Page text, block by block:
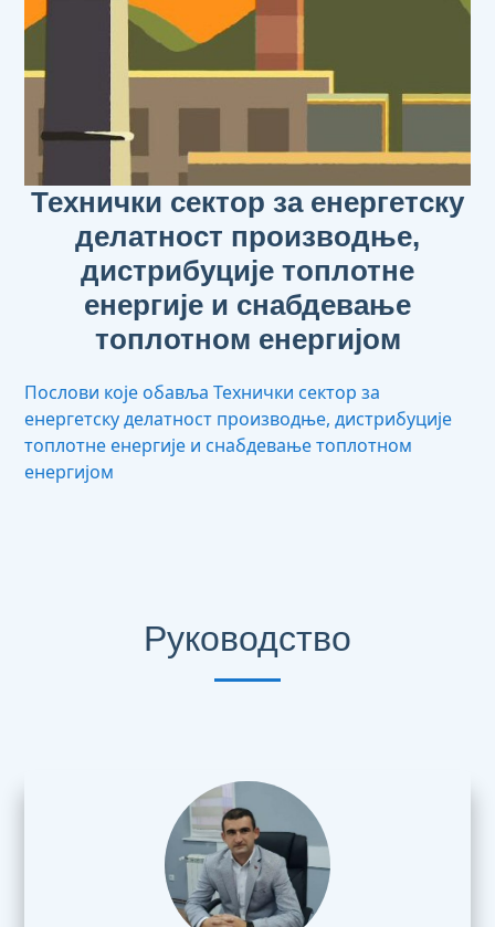
Технички сектор за енергетску
делатност производње,
дистрибуције топлотне
енергије и снабдевање
топлотном енергијом
Послови које обавља Технички сектор за
енергетску делатност производње, дистрибуције
топлотне енергије и снабдевање топлотном
енергијом
Руководство